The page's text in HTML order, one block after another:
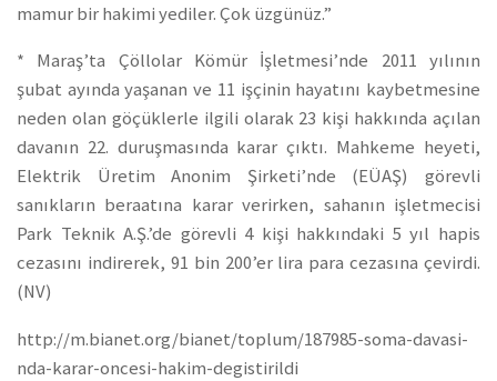
mamur bir hakimi yediler. Çok üzgünüz.”
* Maraş’ta Çöllolar Kömür İşletmesi’nde 2011 yılının
şubat ayında yaşanan ve 11 işçinin hayatını kaybetmesine
neden olan göçüklerle ilgili olarak 23 kişi hakkında açılan
davanın 22. duruşmasında karar çıktı. Mahkeme heyeti,
Elektrik Üretim Anonim Şirketi’nde (EÜAŞ) görevli
sanıkların beraatına karar verirken, sahanın işletmecisi
Park Teknik A.Ş.’de görevli 4 kişi hakkındaki 5 yıl hapis
cezasını indirerek, 91 bin 200’er lira para cezasına çevirdi.
(NV)
http://m.bianet.org/bianet/toplum/187985-soma-davasi-
nda-karar-oncesi-hakim-degistirildi